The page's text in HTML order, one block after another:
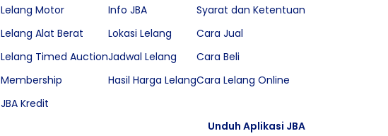
Lelang Motor
Lelang Alat Berat
Lelang Timed Auction
Membership
JBA Kredit
Info JBA
Lokasi Lelang
Jadwal Lelang
Hasil Harga Lelang
Syarat dan Ketentuan
Cara Jual
Cara Beli
Cara Lelang Online
Unduh Aplikasi JBA